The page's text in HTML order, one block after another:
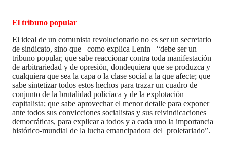
El tribuno popular
El ideal de un comunista revolucionario no es ser un secretario
de sindicato, sino que –como explica Lenin– “debe ser un
tribuno popular, que sabe reaccionar contra toda manifestación
de arbitrariedad y de opresión, dondequiera que se produzca y
cualquiera que sea la capa o la clase social a la que afecte; que
sabe sintetizar todos estos hechos para trazar un cuadro de
conjunto de la brutalidad policíaca y de la explotación
capitalista; que sabe aprovechar el menor detalle para exponer
ante todos sus convicciones socialistas y sus reivindicaciones
democráticas, para explicar a todos y a cada uno la importancia
histórico-mundial de la lucha emancipadora del proletariado”.